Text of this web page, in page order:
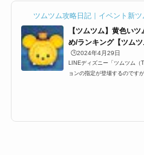
ツムツム攻略日記｜イベント新ツ
【ツムツム】黄色い
め/ランキング【ツムツ
🕒️2024年4月29日
LINEディズニー「ツムツム
ョンの指定が登場するのです